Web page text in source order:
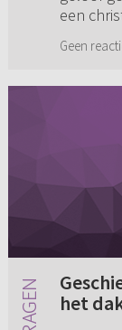
een
vrienden
Geen
het